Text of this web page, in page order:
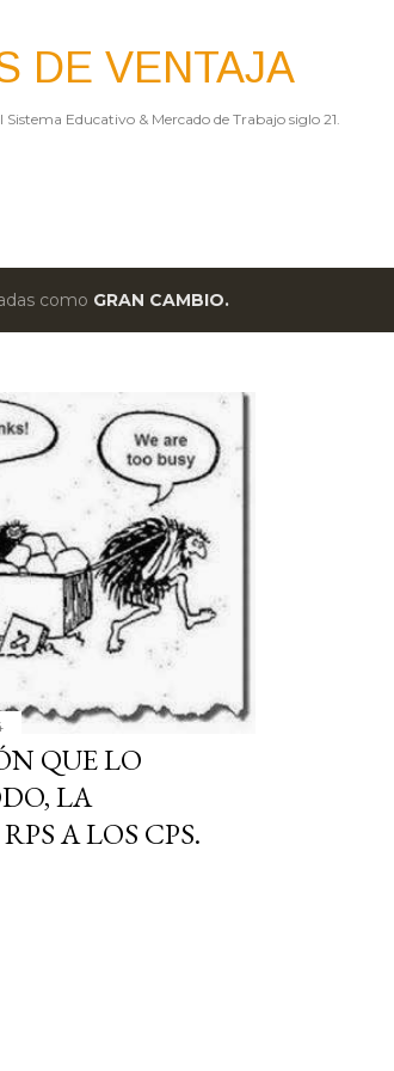
DE VENTAJA
Sistema Educativo & Mercado de Trabajo siglo 21.
como GRAN CAMBIO.
QUE LO
LA
A LOS CPS.